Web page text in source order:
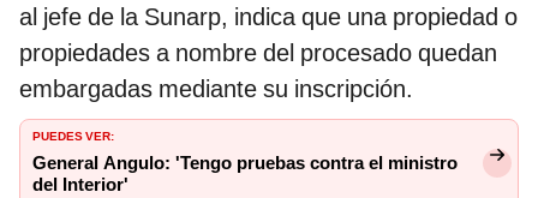
al jefe de la Sunarp, indica que una propiedad o
propiedades a nombre del procesado quedan
embargadas mediante su inscripción.
PUEDES VER:
General Angulo: 'Tengo pruebas contra el ministro
del Interior'